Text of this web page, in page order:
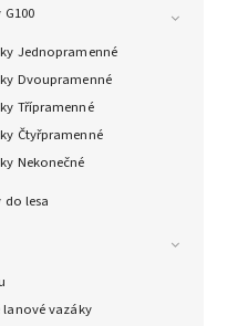
Jednopramenné
Dvoupramenné
Třípramenné
Čtyřpramenné
Nekonečné
do lesa
vazáky